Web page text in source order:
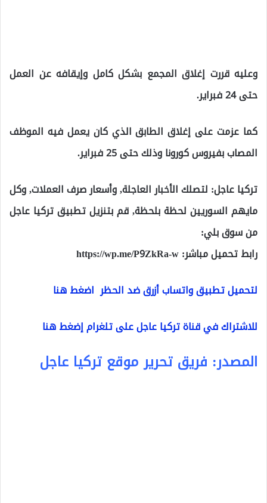
وعليه قررت إغلاق المجمع بشكل كامل وإيقافه عن العمل
حتى 24 فبراير.
كما عزمت على إغلاق الطابق الذي كان يعمل فيه الموظف
المصاب بفيروس كورونا وذلك حتى 25 فبراير.
تركيا عاجل: لتصلك الأخبار العاجلة, وأسعار صرف العملات, وكل
مايهم السوريين لحظة بلحظة, قم بتنزيل تطبيق تركيا عاجل
من سوق بلي:
رابط تحميل مباشر:https://wp.me/P9ZkRa-w
لتحميل تطبيق واتساب أزرق ضد الحظر اضغط هنا
للاشتراك في قناة تركيا عاجل على تلغرام إضغط هنا
المصدر: فريق تحرير موقع تركيا عاجل